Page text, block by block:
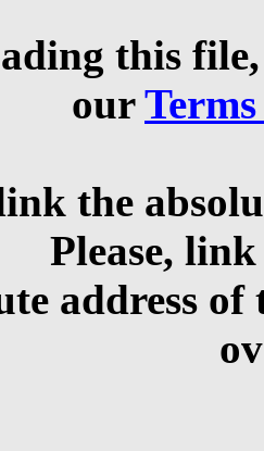
this
our
the
Please,
address